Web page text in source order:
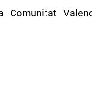
Comunitat